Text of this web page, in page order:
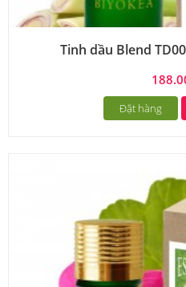
Tinh dầu Blend
Đặt hàng